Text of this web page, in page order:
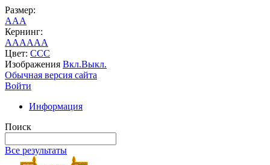
Размер:
AAA
Кернинг:
AAAAAA
Цвет: CCC
Изображения Вкл.Выкл.
Обычная версия сайта
Войти
Информация
Поиск
Все результаты